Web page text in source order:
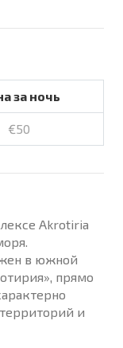
за ночь
€50
Akrotiria
в южной
прямо
и